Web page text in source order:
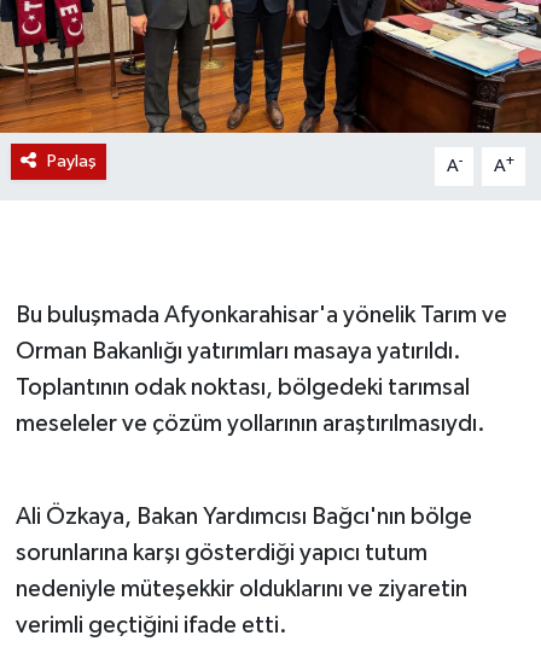
Paylaş A- A+
Bu buluşmada Afyonkarahisar'a yönelik Tarım ve
Orman Bakanlığı yatırımları masaya yatırıldı.
Toplantının odak noktası, bölgedeki tarımsal
meseleler ve çözüm yollarının araştırılmasıydı.
Ali Özkaya, Bakan Yardımcısı Bağcı'nın bölge
sorunlarına karşı gösterdiği yapıcı tutum
nedeniyle müteşekkir olduklarını ve ziyaretin
verimli geçtiğini ifade etti.